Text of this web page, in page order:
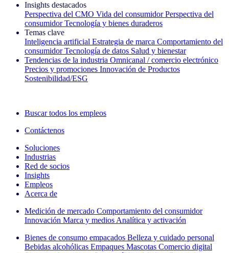
Insights destacados
Perspectiva del CMO Vida del consumidor Perspectiva del
consumidor Tecnología y bienes duraderos
Temas clave
Inteligencia artificial Estrategia de marca Comportamiento del
consumidor Tecnología de datos Salud y bienestar
Tendencias de la industria Omnicanal / comercio electrónico
Precios y promociones Innovación de Productos
Sostenibilidad/ESG
Buscar todos los empleos
Contáctenos
Soluciones
Industrias
Red de socios
Insights
Empleos
Acerca de
Medición de mercado Comportamiento del consumidor
Innovación Marca y medios Analítica y activación
Bienes de consumo empacados Belleza y cuidado personal
Bebidas alcohólicas Empaques Mascotas Comercio digital